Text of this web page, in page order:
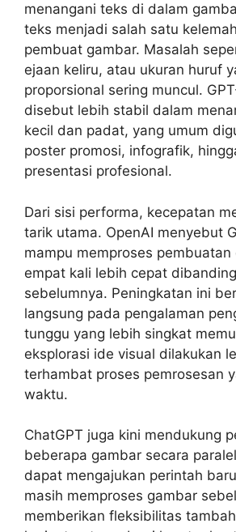
menangani teks di dalam
teks menjadi salah satu
pembuat gambar. Masalah
ejaan keliru, atau ukuran huruf
proporsional sering muncul.
disebut lebih stabil dalam
kecil dan padat, yang umum
poster promosi, infografik,
presentasi profesional.
Dari sisi performa, kecepatan
tarik utama. OpenAI menyebut
mampu memproses pembuatan
empat kali lebih cepat
sebelumnya. Peningkatan ini
langsung pada pengalaman
tunggu yang lebih singkat
eksplorasi ide visual dilakukan
terhambat proses pemrosesan
waktu.
ChatGPT juga kini mendukung
beberapa gambar secara
dapat mengajukan perintah
masih memproses gambar
memberikan fleksibilitas